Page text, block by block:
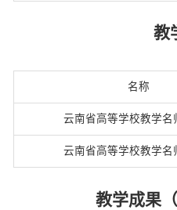
教
名称
云南省高等学校教学名
云南省高等学校教学名
教学成果